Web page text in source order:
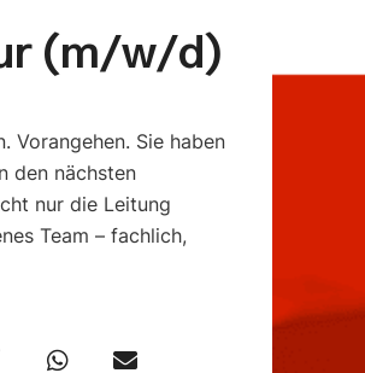
(m/w/d)
Vorangehen. Sie haben
den nächsten
nur die Leitung
Team – fachlich,